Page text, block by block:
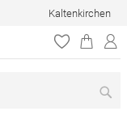
Kaltenkirchen